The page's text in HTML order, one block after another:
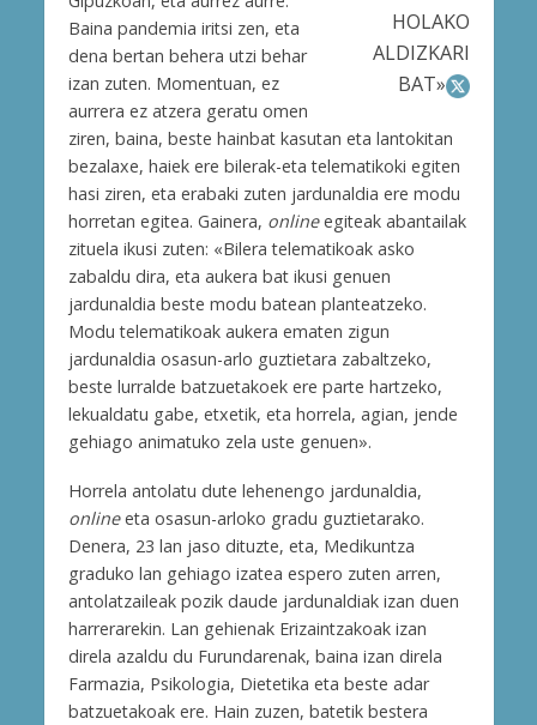
HOLAKO
ALDIZKARI
BAT»
Baina pandemia iritsi zen, eta
dena bertan behera utzi behar
izan zuten. Momentuan, ez
aurrera ez atzera geratu omen
ziren, baina, beste hainbat kasutan eta lantokitan
bezalaxe, haiek ere bilerak-eta telematikoki egiten
hasi ziren, eta erabaki zuten jardunaldia ere modu
horretan egitea. Gainera, onlineegiteak abantailak
zituela ikusi zuten: «Bilera telematikoak asko
zabaldu dira, eta aukera bat ikusi genuen
jardunaldia beste modu batean planteatzeko.
Modu telematikoak aukera ematen zigun
jardunaldia osasun-arlo guztietara zabaltzeko,
beste lurralde batzuetakoek ere parte hartzeko,
lekualdatu gabe, etxetik, eta horrela, agian, jende
gehiago animatuko zela uste genuen».
Horrela antolatu dute lehenengo jardunaldia,
onlineeta osasun-arloko gradu guztietarako.
Denera, 23 lan jaso dituzte, eta, Medikuntza
graduko lan gehiago izatea espero zuten arren,
antolatzaileak pozik daude jardunaldiak izan duen
harrerarekin. Lan gehienak Erizaintzakoak izan
direla azaldu du Furundarenak, baina izan direla
Farmazia, Psikologia, Dietetika eta beste adar
batzuetakoak ere. Hain zuzen, batetik bestera